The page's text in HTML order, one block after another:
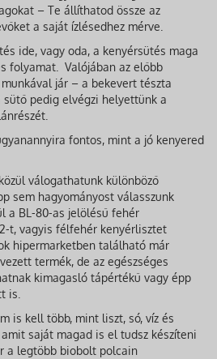
– Te állíthatod össze az
a saját ízlésedhez mérve.
ide, vagy oda, a kenyérsütés maga
folyamat. Valójában az előbb
jár – a bekevert tészta
pedig elvégzi helyettünk a
fontos, mint a jó kenyered
válogathatunk különböző
sem hagyományost válasszunk
a BL-80-as jelölésű fehér
t, vagyis félfehér kenyérlisztet
hipermarketben található már
termék, de az egészséges
kimagasló tápértékű vagy épp
is.
is kell több, mint liszt, só, víz és
saját magad is el tudsz készíteni
a legtöbb biobolt polcain